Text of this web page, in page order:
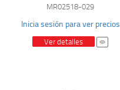
MR02518-029
Inicia sesión para ver precios
Ver detalles